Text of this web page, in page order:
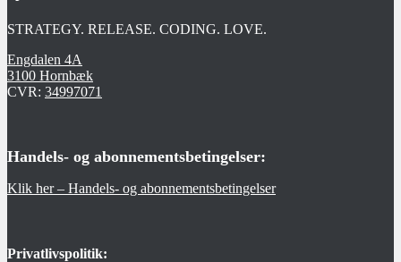
STRATEGY. RELEASE. CODING. LOVE.
Engdalen 4A
3100 Hornbæk
CVR: 34997071
Handels- og abonnementsbetingelser:
Klik her – Handels- og abonnementsbetingelser
Privatlivspolitik: